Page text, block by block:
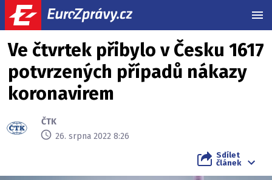
Ve čtvrtek přibylo v Česku 1617
potvrzených případů nákazy
koronavirem
ČTK
26. srpna 2022 8:26
Sdílet
článek